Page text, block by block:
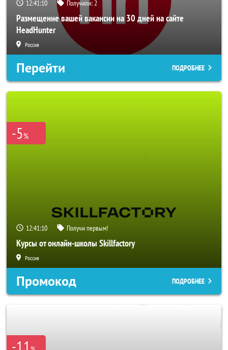
12:41:08 Получили:2
Размещение вашей вакансии на 30 дней на сайте
HeadHunter
Россия
Перейти ПОДРОБНЕЕ
-5%
12:41:08 Получи первым!
Курсы от онлайн-школы Skillfactory
Россия
Промокод ПОДРОБНЕЕ